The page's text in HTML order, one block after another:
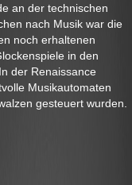
an der technischen
nach Musik war die
noch erhaltenen
in den
der Renaissance
Musikautomaten
gesteuert wurden.